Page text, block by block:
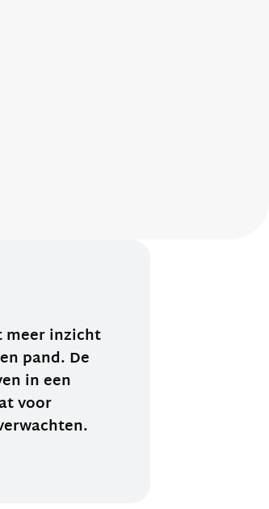
meer inzicht
pand. De
in een
voor